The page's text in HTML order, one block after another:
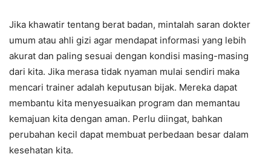
Jika khawatir tentang berat badan, mintalah saran dokter
umum atau ahli gizi agar mendapat informasi yang lebih
akurat dan paling sesuai dengan kondisi masing-masing
dari kita. Jika merasa tidak nyaman mulai sendiri maka
mencari trainer adalah keputusan bijak. Mereka dapat
membantu kita menyesuaikan program dan memantau
kemajuan kita dengan aman. Perlu diingat, bahkan
perubahan kecil dapat membuat perbedaan besar dalam
kesehatan kita.